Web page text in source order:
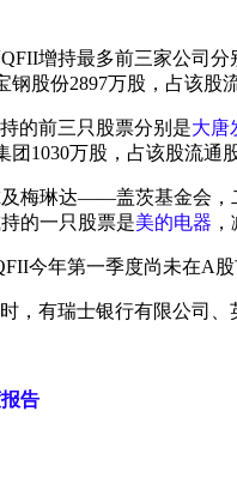
增持最多前三家公司分
钢股份2897万股，占该股
的前三只股票分别是大唐
团1030万股，占该股流通股
梅琳达——盖茨基金会，
的一只股票是美的电器
今年第一季度尚未在A
，有瑞士银行有限公司、
告